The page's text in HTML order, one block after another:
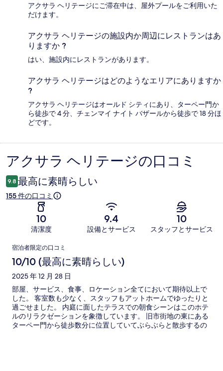
アクサラ ヘリテージにご滞在中は、屋外プールをご利用いた
だけます。
アクサラ ヘリテージの施設内か周辺にレストランはあ
りますか ?
はい、施設内にレストランがあります。
アクサラ ヘリテージはどのようなエリアにありますか
?
アクサラ ヘリテージはオールド シティにあり、ターペー門か
ら徒歩で 4 分、チェンマイ ナイト バザールから徒歩で 18 分ほ
どです。
口
コ
ミ
アクサラ ヘリテージの口コミ
9.8 最高に素晴らしい
155 件の口コミ
10
清潔度
9.4
設備とサービス
10
スタッフとサービス
口
コ
ミ
宿泊者限定の口コミ
10/10 (最高に素晴らしい)
2025 年 12 月 28 日
部屋、サービス、食事、ロケーション全てにおいて期待以上で
した。 客室数も少なく、スタッフもアットホームでゆったりと
過ごせました。 内庭に面したテラスでの朝食シーンはこのホテ
ルのリラクゼーションを象徴しています。 旧市街地の東にある
ターペー門から徒歩数分に位置していてぶらぶらと散歩するの